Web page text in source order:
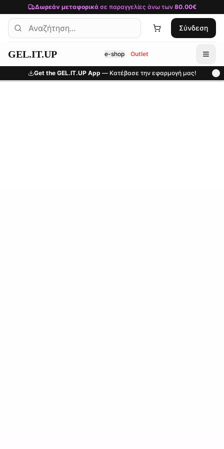
Μετάβαση στο κύριο περιεχόμενο
Δωρεάν μεταφορικάσε παραγγελίες άνω των 80.00€
Σύνδεση
GEL.IT.UP e-shop Outlet
Get the GEL.IT.UP App — Κατέβασε την εφαρμογή μας!